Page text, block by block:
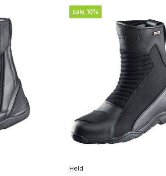
sale 10%
Held